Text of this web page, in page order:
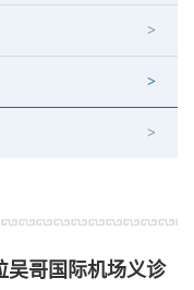
吴哥国际机场义诊